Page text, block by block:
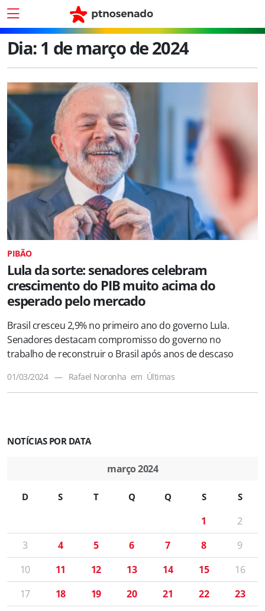
Dia: 1 de março de 2024
PIBÃO
Lula da sorte: senadores celebram
crescimento do PIB muito acima do
esperado pelo mercado
Brasil cresceu 2,9% no primeiro ano do governo Lula.
Senadores destacam compromisso do governo no
trabalho de reconstruir o Brasil após anos de descaso
01/03/2024 — Rafael Noronha em Últimas
NOTÍCIAS POR DATA
março 2024
D S T Q Q S S
1
2
3
4 5 6 7 8
9
10
11 12 13 14 15
16
17
18 19 20 21 22
23